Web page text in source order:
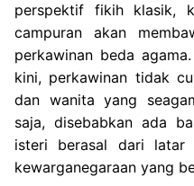
perspektif fikih klasik,
campuran akan
perkawinan beda
kini, perkawinan tidak
dan wanita yang
saja, disebabkan ada
isteri berasal dari latar
kewarganegaraan yang